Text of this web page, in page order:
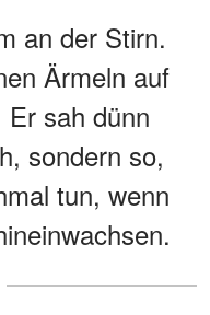
an der Stirn.
Ärmeln auf
sah dünn
sondern so,
tun, wenn